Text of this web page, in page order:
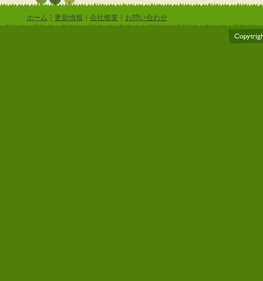
ホーム 更新情報 会社概要 お問い合わせ